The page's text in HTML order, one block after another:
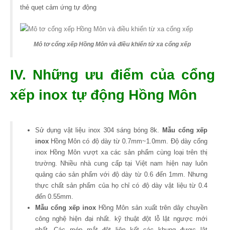
thẻ quẹt cảm ứng tự động
Mô tơ cổng xếp Hồng Môn và điều khiển từ xa cổng xếp
IV. Những ưu điểm của cổng
xếp inox tự động Hồng Môn
Sử dụng vật liệu inox 304 sáng bóng 8k.
Mẫu cổng xếp
inoxHồng Môn có độ dày từ 0.7mm~1.0mm. Độ dày cổng
inox Hồng Môn vượt xa các sản phẩm cùng loại trên thị
trường. Nhiều nhà cung cấp tại Việt nam hiện nay luôn
quảng cáo sản phẩm với độ dày từ 0.6 đến 1mm. Nhưng
thực chất sản phẩm của họ chỉ có độ dày vật liệu từ 0.4
đến 0.55mm.
Mẫu cổng xếp inox Hồng Môn sản xuất trên dây chuyền
công nghệ hiện đại nhất. kỹ thuật đột lỗ lật ngược mới